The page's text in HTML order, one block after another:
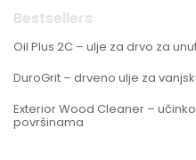
Bestsellers
Oil Plus 2C – ulje za drvo za
DuroGrit – drveno ulje za
Exterior Wood Cleaner –
površinama